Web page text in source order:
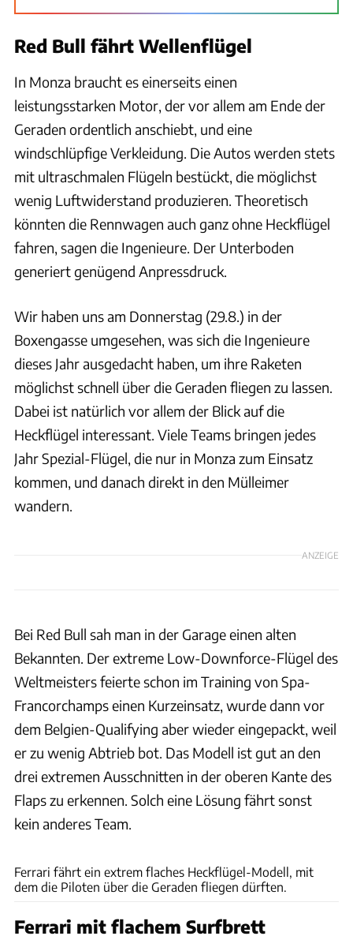
Red Bull fährt Wellenflügel
In Monza braucht es einerseits einen
leistungsstarken Motor, der vor allem am Ende der
Geraden ordentlich anschiebt, und eine
windschlüpfige Verkleidung. Die Autos werden stets
mit ultraschmalen Flügeln bestückt, die möglichst
wenig Luftwiderstand produzieren. Theoretisch
könnten die Rennwagen auch ganz ohne Heckflügel
fahren, sagen die Ingenieure. Der Unterboden
generiert genügend Anpressdruck.
Wir haben uns am Donnerstag (29.8.) in der
Boxengasse umgesehen, was sich die Ingenieure
dieses Jahr ausgedacht haben, um ihre Raketen
möglichst schnell über die Geraden fliegen zu lassen.
Dabei ist natürlich vor allem der Blick auf die
Heckflügel interessant. Viele Teams bringen jedes
Jahr Spezial-Flügel, die nur in Monza zum Einsatz
kommen, und danach direkt in den Mülleimer
wandern.
ANZEIGE
Bei Red Bull sah man in der Garage einen alten
Bekannten. Der extreme Low-Downforce-Flügel des
Weltmeisters feierte schon im Training von Spa-
Francorchamps einen Kurzeinsatz, wurde dann vor
dem Belgien-Qualifying aber wieder eingepackt, weil
er zu wenig Abtrieb bot. Das Modell ist gut an den
drei extremen Ausschnitten in der oberen Kante des
Flaps zu erkennen. Solch eine Lösung fährt sonst
kein anderes Team.
Ferrari fährt ein extrem flaches Heckflügel-Modell, mit
dem die Piloten über die Geraden fliegen dürften.
Ferrari mit flachem Surfbrett